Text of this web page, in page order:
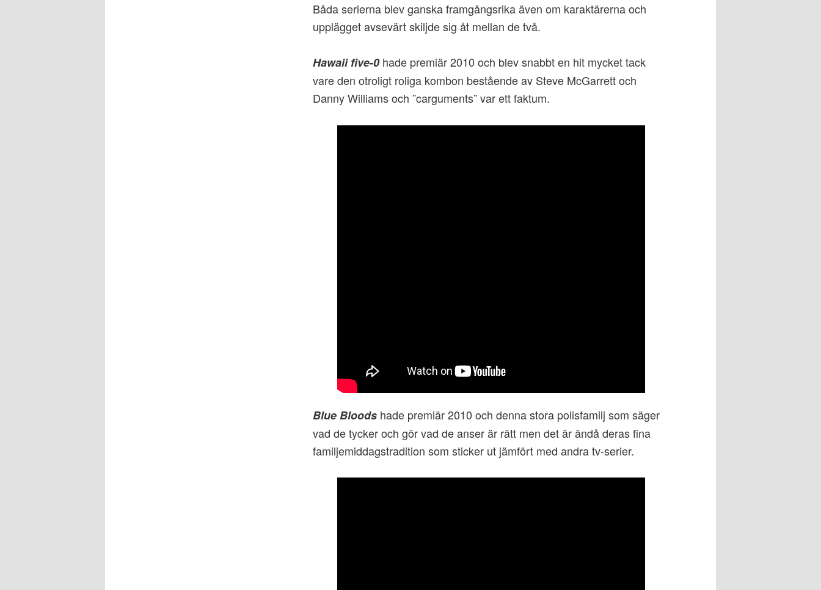
Båda serierna blev ganska framgångsrika även om karaktärerna och
upplägget avsevärt skiljde sig åt mellan de två.
Hawaii five-0hade premiär 2010 och blev snabbt en hit mycket tack
vare den otroligt roliga kombon bestående av Steve McGarrett och
Danny Williams och ”carguments” var ett faktum.
Blue Bloods hade premiär 2010 och denna stora polisfamilj som säger
vad de tycker och gör vad de anser är rätt men det är ändå deras fina
familjemiddagstradition som sticker ut jämfört med andra tv-serier.